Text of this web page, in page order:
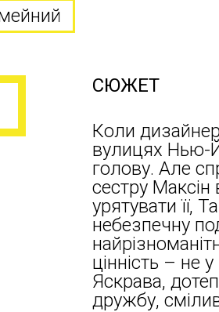
СЮЖЕТ
Коли
вулицях Нью-
голову. Але
сестру
урятувати її,
небезпечну
цінність – не
Яскрава,
дружбу,